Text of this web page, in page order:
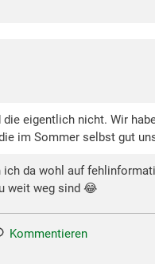
die eigentlich nicht. Wir
im Sommer selbst gut
ich da wohl auf
weit weg sind 😂
Kommentieren